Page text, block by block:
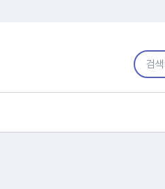
통합